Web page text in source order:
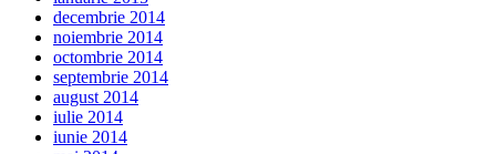
decembrie 2014
noiembrie 2014
octombrie 2014
septembrie 2014
august 2014
iulie 2014
iunie 2014